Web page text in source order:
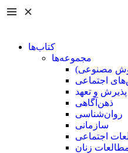
کتاب‌ها
مجموعه‌ها
مصنوعی)
اجتماعی
ذهن‌آگاهی
روان‌شناسی
سازمانی
اجتماعی
زنان